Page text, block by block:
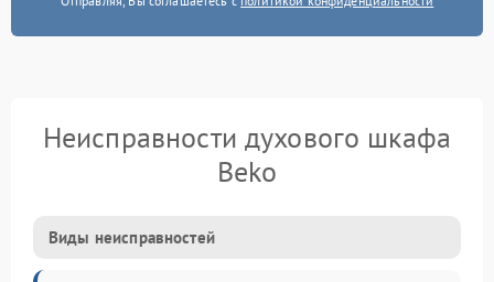
Неисправности духового шкафа
Beko
Виды неисправностей